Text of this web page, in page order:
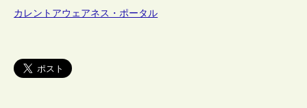
カレントアウェアネス・ポータル